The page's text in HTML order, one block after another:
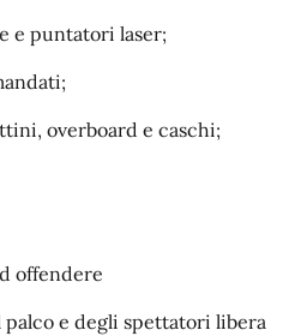
e puntatori laser;
overboard e caschi;
offendere
palco e degli spettatori libera